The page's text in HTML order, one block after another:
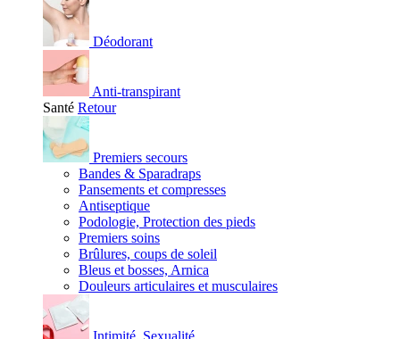
Déodorant
Anti-transpirant
Santé Retour
Premiers secours
Bandes & Sparadraps
Pansements et compresses
Antiseptique
Podologie, Protection des pieds
Premiers soins
Brûlures, coups de soleil
Bleus et bosses, Arnica
Douleurs articulaires et musculaires
Intimité, Sexualité